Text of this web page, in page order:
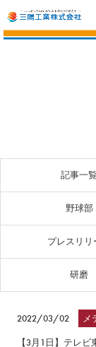
記事一覧
野球部
プレスリリ
研磨
【3月1日】テレ
2022/03/02 メ